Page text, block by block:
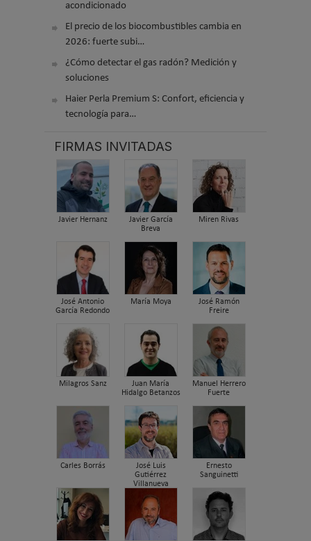
acondicionado
El precio de los biocombustibles cambia en
2026: fuerte subi…
¿Cómo detectar el gas radón? Medición y
soluciones
Haier Perla Premium S: Confort, eficiencia y
tecnología para…
FIRMAS INVITADAS
Javier Hernanz
Javier García
Breva
Miren Rivas
José Antonio
García Redondo
María Moya
José Ramón
Freire
Milagros Sanz
Juan María
Hidalgo Betanzos
Manuel Herrero
Fuerte
Carles Borrás
José Luis
Gutiérrez
Villanueva
Ernesto
Sanguinetti